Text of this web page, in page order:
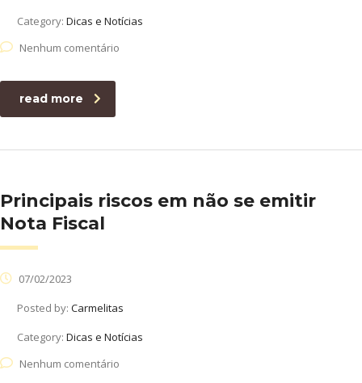
Category: Dicas e Notícias
Nenhum comentário
read more
Principais riscos em não se emitir
Nota Fiscal
07/02/2023
Posted by: Carmelitas
Category: Dicas e Notícias
Nenhum comentário